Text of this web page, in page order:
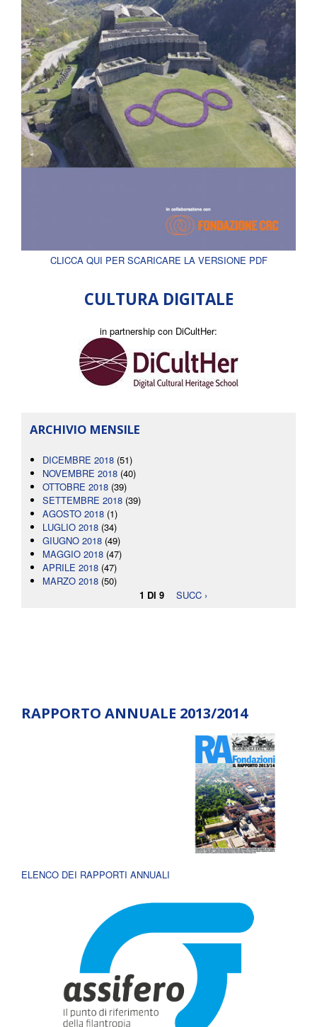
CLICCA QUI PER SCARICARE LA VERSIONE PDF
CULTURA DIGITALE
in partnership con DiCultHer:
ARCHIVIO MENSILE
DICEMBRE 2018 (51)
NOVEMBRE 2018 (40)
OTTOBRE 2018 (39)
SETTEMBRE 2018 (39)
AGOSTO 2018 (1)
LUGLIO 2018 (34)
GIUGNO 2018 (49)
MAGGIO 2018 (47)
APRILE 2018 (47)
MARZO 2018 (50)
1 DI 9
SUCC ›
RAPPORTO ANNUALE 2013/2014
ELENCO DEI RAPPORTI ANNUALI